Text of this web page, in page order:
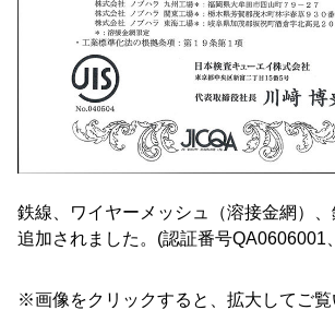
鉄線、ワイヤーメッシュ（溶接金網）
追加されました。(認証番号QA0606001
※画像をクリックすると、拡大してご